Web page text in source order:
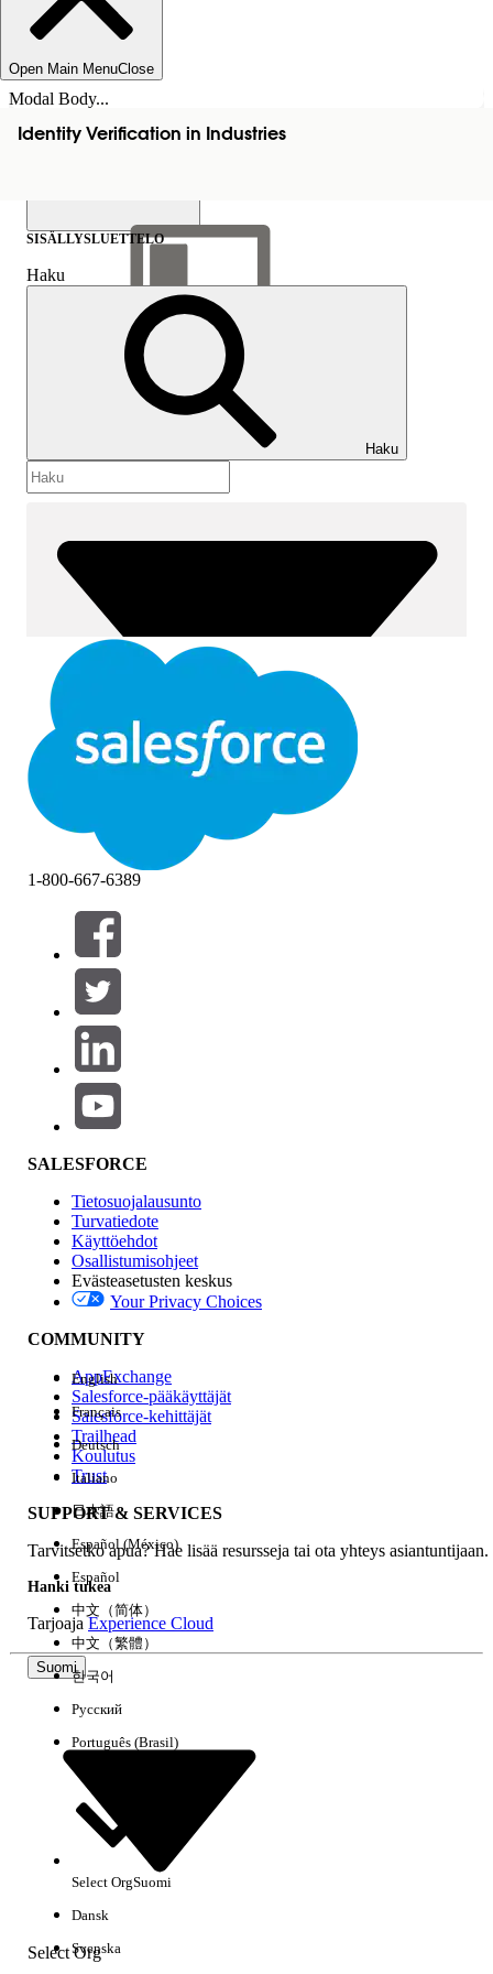
Open Main MenuClose
Modal Body...
Identity Verification in Industries
Näytä sisällysluettelo
Sisällysluettelo
SISÄLLYSLUETTELO
Haku
Haku
Suodattimet (0)
VALITSE SUODATTIMET
Tuotealue
Ominaisuuden vaikutus
Edition
Kokemus
Tyhjennä kaikki Valmis
Tarkista avainsanojesi oikeinkirjoitus.
1-800-667-6389
SALESFORCE
Tietosuojalausunto
Turvatiedote
Käyttöehdot
Osallistumisohjeet
Evästeasetusten keskus
Your Privacy Choices
COMMUNITY
AppExchange
Salesforce-pääkäyttäjät
Salesforce-kehittäjät
Trailhead
Koulutus
Trust
SUPPORT & SERVICES
Tarvitsetko apua? Hae lisää resursseja tai ota yhteys asiantuntijaan.
Hanki tukea
TarjoajaExperience Cloud
Suomi
Select Org
English
Français
Deutsch
Italiano
日本語
Español (México)
Español
中文（简体）
中文（繁體）
한국어
Русский
Português (Brasil)
Select OrgSuomi
Dansk
Svenska